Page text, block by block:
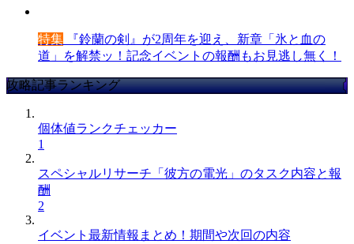
特集 『鈴蘭の剣』が2周年を迎え、新章「氷と血の
道」を解禁ッ！記念イベントの報酬もお見逃し無く！
攻略記事ランキング
個体値ランクチェッカー
1
スペシャルリサーチ「彼方の電光」のタスク内容と報
酬
2
イベント最新情報まとめ！期間や次回の内容